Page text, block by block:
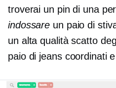
troverai un pin di una
indossare un paio di
un alta qualitàscatto
paio di jeans coordinati